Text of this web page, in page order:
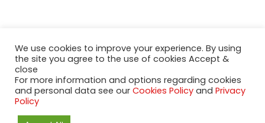
2020-2023 NeueModelleAutos.de. KaripNetwork - All rights
We use cookies to improve your experience. By using
the site you agree to the use of cookies Accept &
close
For more information and options regarding cookies
and personal data see our Cookies Policy and Privacy
Policy